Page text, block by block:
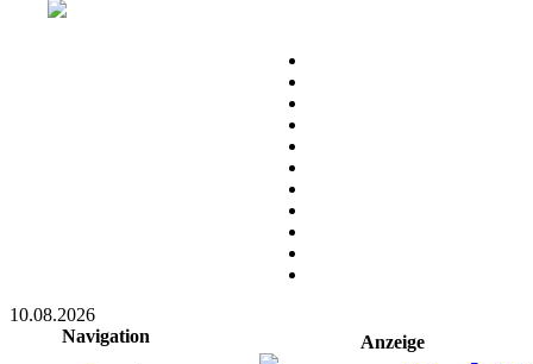
10.08.2026
Navigation
Anzeige